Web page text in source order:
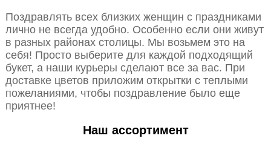
Поздравлять всех близких женщин с праздниками
лично не всегда удобно. Особенно если они живут
в разных районах столицы. Мы возьмем это на
себя! Просто выберите для каждой подходящий
букет, а наши курьеры сделают все за вас. При
доставке цветов приложим открытки с теплыми
пожеланиями, чтобы поздравление было еще
приятнее!
Наш ассортимент